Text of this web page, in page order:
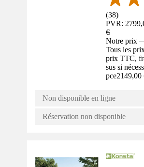
(38)
PVR:
€
Notre prix
Tous les
prix TTC,
sus si
pce2149,00
Non disponible en ligne
Réservation non disponible